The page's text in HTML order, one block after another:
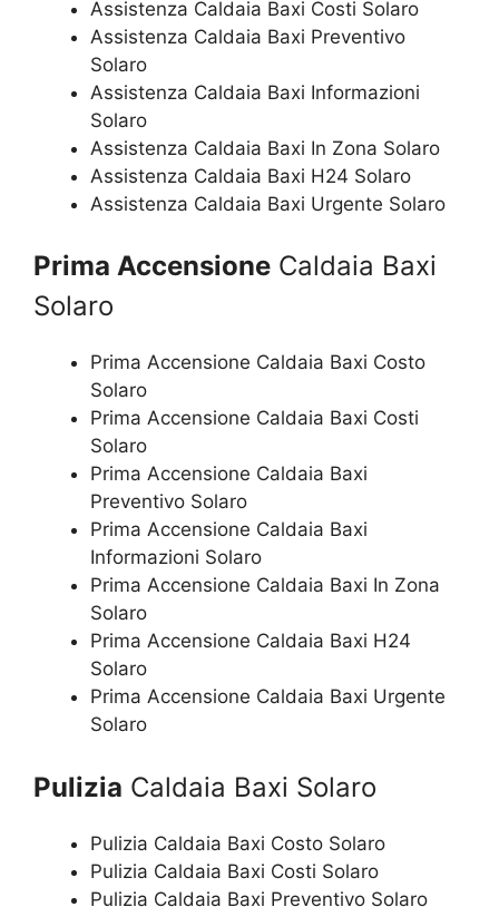
Assistenza Caldaia Baxi Costi Solaro
Assistenza Caldaia Baxi Preventivo
Solaro
Assistenza Caldaia Baxi Informazioni
Solaro
Assistenza Caldaia Baxi In Zona Solaro
Assistenza Caldaia Baxi H24 Solaro
Assistenza Caldaia Baxi Urgente Solaro
Prima Accensione Caldaia Baxi
Solaro
Prima Accensione Caldaia Baxi Costo
Solaro
Prima Accensione Caldaia Baxi Costi
Solaro
Prima Accensione Caldaia Baxi
Preventivo Solaro
Prima Accensione Caldaia Baxi
Informazioni Solaro
Prima Accensione Caldaia Baxi In Zona
Solaro
Prima Accensione Caldaia Baxi H24
Solaro
Prima Accensione Caldaia Baxi Urgente
Solaro
Pulizia Caldaia Baxi Solaro
Pulizia Caldaia Baxi Costo Solaro
Pulizia Caldaia Baxi Costi Solaro
Pulizia Caldaia Baxi Preventivo Solaro